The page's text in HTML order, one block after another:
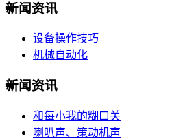
新闻资讯
设备操作技巧
机械自动化
新闻资讯
和每小我的糊口关
喇叭声、策动机声